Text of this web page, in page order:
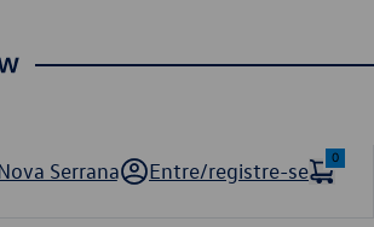
Serrana Entre/registre-se
0